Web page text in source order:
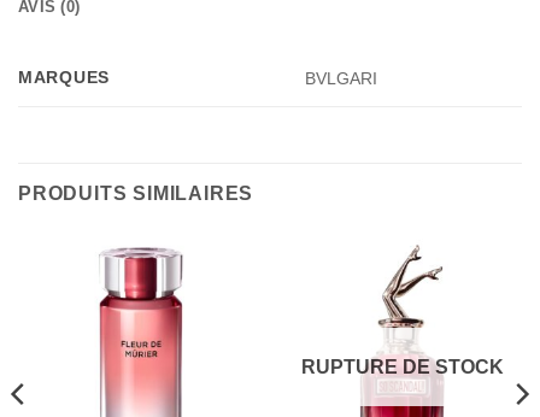
AVIS (0)
MARQUES BVLGARI
PRODUITS SIMILAIRES
RUPTURE DE STOCK